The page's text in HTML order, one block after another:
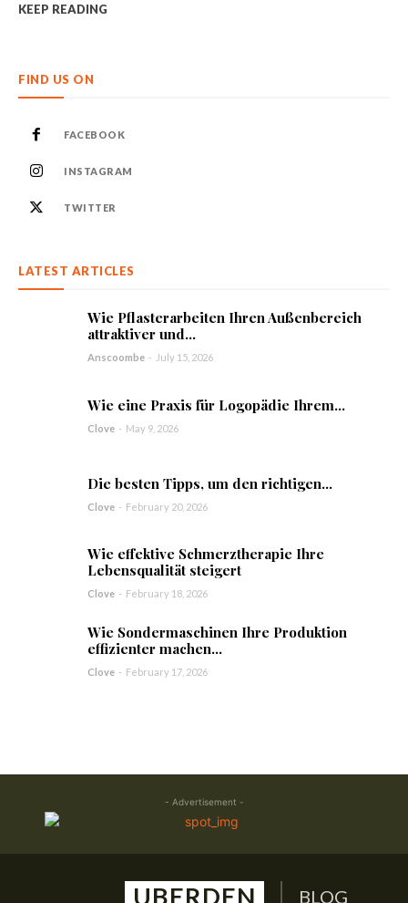
KEEP READING
FIND US ON
FACEBOOK
INSTAGRAM
TWITTER
LATEST ARTICLES
Wie Pflasterarbeiten Ihren Außenbereich
attraktiver und...
Anscoombe - July 15, 2026
Wie eine Praxis für Logopädie Ihrem...
Clove - May 9, 2026
Die besten Tipps, um den richtigen...
Clove - February 20, 2026
Wie effektive Schmerztherapie Ihre
Lebensqualität steigert
Clove - February 18, 2026
Wie Sondermaschinen Ihre Produktion
effizienter machen...
Clove - February 17, 2026
- Advertisement -
UBERDEN BLOG